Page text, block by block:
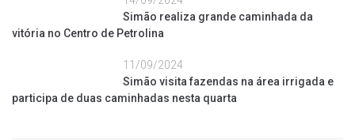
Simão realiza grande caminhada da
vitória no Centro de Petrolina
11/09/2024
Simão visita fazendas na área irrigada e
participa de duas caminhadas nesta quarta